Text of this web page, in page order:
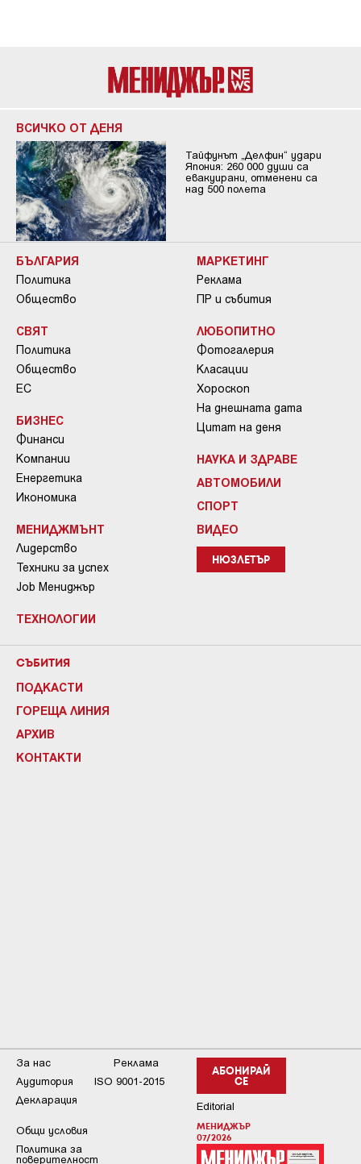
ВСИЧКО ОТ ДЕНЯ
Тайфунът „Делфин“ удари
Япония: 260 000 души са
евакуирани, отменени са
над 500 полета
БЪЛГАРИЯ
Политика
Общество
СВЯТ
Политика
Общество
ЕС
БИЗНЕС
Финанси
Компании
Енергетика
Икономика
МЕНИДЖМЪНТ
Лидерство
Техники за успех
Job Мениджър
ТЕХНОЛОГИИ
МАРКЕТИНГ
Реклама
ПР и събития
ЛЮБОПИТНО
Фотогалерия
Класации
Хороскоп
На днешната дата
Цитат на деня
НАУКА И ЗДРАВЕ
АВТОМОБИЛИ
СПОРТ
ВИДЕО
НЮЗЛЕТЪР
СЪБИТИЯ
ПОДКАСТИ
ГОРЕЩА ЛИНИЯ
АРХИВ
КОНТАКТИ
АБОНИРАЙ
СЕ
Editorial
МЕНИДЖЪР
07/2026
За нас
Реклама
Аудитория
ISO 9001-2015
Декларация
Общи условия
Пoлитикa зa
пoвepитeлнocт